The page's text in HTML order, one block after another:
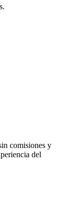
comisiones y
del